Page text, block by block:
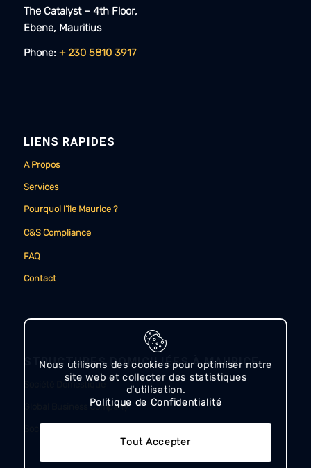
The Catalyst – 4th Floor,
Ebene, Mauritius​​
Phone: + 230 5810 3917
LIENS RAPIDES
A Propos
Services
Pourquoi l’île Maurice ?
C&S Compliance
FAQ
Contact
STRUCTURES DOMICILIÉES À MAURICE
Société Domestique
Global Business Company
Nous utilisons des cookies pour optimiser notre
site web et collecter des statistiques
d'utilisation.
Politique de Confidentialité
Tout Accepter